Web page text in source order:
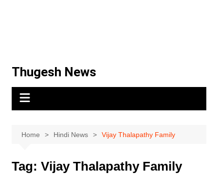
Thugesh News
Home Hindi News Vijay Thalapathy Family
Tag: Vijay Thalapathy Family